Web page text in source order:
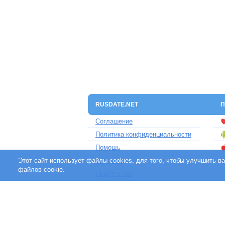
RUSDATE.NET
Соглашение
Политика конфиденциальности
Помощь
Контакты
Этот сайт использует файлы cookies, для того, чтобы улучшить
файлов cookie.